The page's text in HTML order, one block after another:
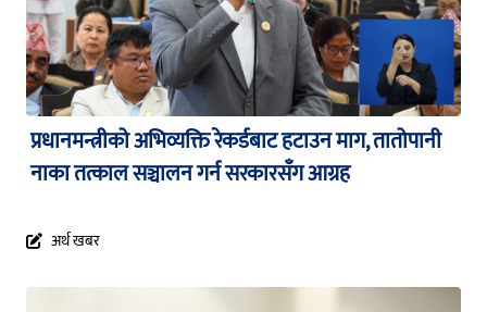
प्रधानमन्त्रीको अभिव्यक्ति रेकर्डबाट हटाउन माग, तातोपानी
नाका तत्काल सञ्चालन गर्न सरकारसँग आग्रह
अर्थ खबर